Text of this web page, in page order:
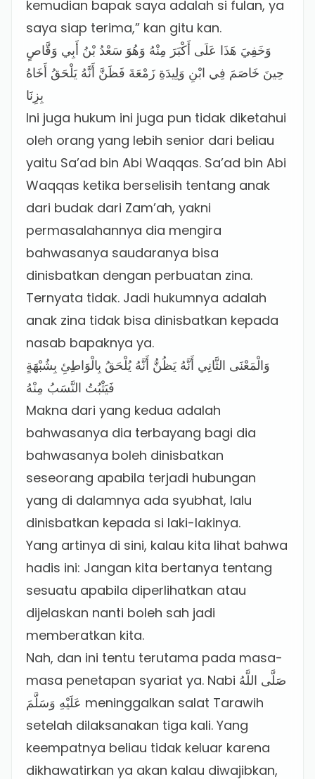
kemudian bapak saya adalah si fulan, ya
saya siap terima,” kan gitu kan.
وَخَفِيَ هَذَا عَلَى أَكْبَرَ مِنْهُ وَهُوَ سَعْدُ بْنُ أَبِي وَقَّاصٍ
حِينَ خَاصَمَ فِي ابْنِ وَلِيدَةِ زَمْعَةَ فَظَنَّ أَنَّهُ يَلْحَقُ أَخَاهُ
بِزِنَا
Ini juga hukum ini juga pun tidak diketahui
oleh orang yang lebih senior dari beliau
yaitu Sa’ad bin Abi Waqqas. Sa’ad bin Abi
Waqqas ketika berselisih tentang anak
dari budak dari Zam’ah, yakni
permasalahannya dia mengira
bahwasanya saudaranya bisa
dinisbatkan dengan perbuatan zina.
Ternyata tidak. Jadi hukumnya adalah
anak zina tidak bisa dinisbatkan kepada
nasab bapaknya ya.
وَالْمَعْنَى الثَّانِي أَنَّهُ يَظُنُّ أَنَّهُ يُلْحَقُ بِالْوَاطِئِ بِشُبْهَةٍ
فَيَثْبُتُ النَّسَبُ مِنْهُ
Makna dari yang kedua adalah
bahwasanya dia terbayang bagi dia
bahwasanya boleh dinisbatkan
seseorang apabila terjadi hubungan
yang di dalamnya ada syubhat, lalu
dinisbatkan kepada si laki-lakinya.
Yang artinya di sini, kalau kita lihat bahwa
hadis ini: Jangan kita bertanya tentang
sesuatu apabila diperlihatkan atau
dijelaskan nanti boleh sah jadi
memberatkan kita.
Nah, dan ini tentu terutama pada masa-
masa penetapan syariat ya. Nabi صَلَّى اللَّهُ
عَلَيْهِ وَسَلَّمَ meninggalkan salat Tarawih
setelah dilaksanakan tiga kali. Yang
keempatnya beliau tidak keluar karena
dikhawatirkan ya akan kalau diwajibkan,